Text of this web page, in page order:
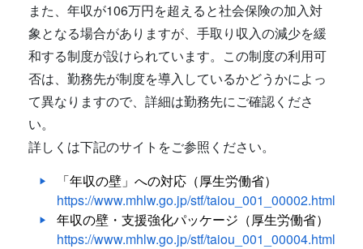
また、年収が106万円を超えると社会保険の加入対
象となる場合がありますが、手取り収入の減少を緩
和する制度が設けられています。この制度の利用可
否は、勤務先が制度を導入しているかどうかによっ
て異なりますので、詳細は勤務先にご確認くださ
い。
詳しくは下記のサイトをご参照ください。
「年収の壁」への対応（厚生労働省）
https://www.mhlw.go.jp/stf/taiou_001_00002.html
年収の壁・支援強化パッケージ（厚生労働省）
https://www.mhlw.go.jp/stf/taiou_001_00004.html